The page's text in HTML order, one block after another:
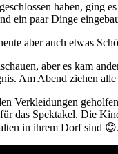
haben, ging
ein paar Dinge
aber auch etwas
aber es kam
Am Abend ziehen
Verkleidungen
das Spektakel. Die
in ihrem Dorf sind 😊.